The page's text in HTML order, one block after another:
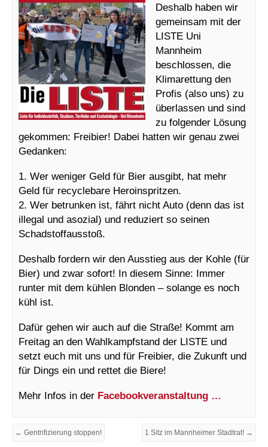
Deshalb haben wir
gemeinsam mit der
LISTE Uni
Mannheim
beschlossen, die
Klimarettung den
Profis (also uns) zu
überlassen und sind
zu folgender Lösung
gekommen: Freibier! Dabei hatten wir genau zwei
Gedanken:
1. Wer weniger Geld für Bier ausgibt, hat mehr
Geld für recyclebare Heroinspritzen.
2. Wer betrunken ist, fährt nicht Auto (denn das ist
illegal und asozial) und reduziert so seinen
Schadstoffausstoß.
Deshalb fordern wir den Ausstieg aus der Kohle (für
Bier) und zwar sofort! In diesem Sinne: Immer
runter mit dem kühlen Blonden – solange es noch
kühl ist.
Dafür gehen wir auch auf die Straße! Kommt am
Freitag an den Wahlkampfstand der LISTE und
setzt euch mit uns und für Freibier, die Zukunft und
für Dings ein und rettet die Biere!
Mehr Infos in der Facebookveranstaltung …
← Gentrifizierung stoppen! 1 Sitz im Mannheimer Stadtrat! →